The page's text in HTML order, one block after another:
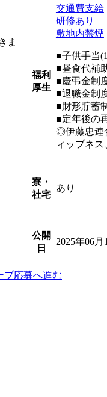
ま
福利
厚生
交通費支給
研修あり
敷地内禁煙
■子供手当
■昼食代補
■慶弔金制
■退職金制
■財形貯蓄
■定年後の
◎伊藤忠連
ィップネ
寮・
社宅
あり
公開
日
2025年06月
プ応募へ進む